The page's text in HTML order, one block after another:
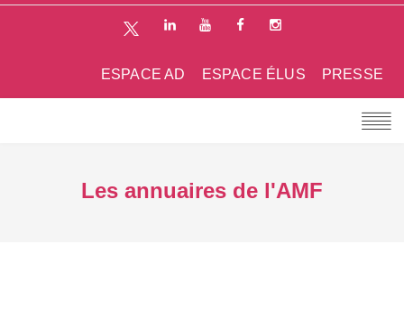
PRESSE
ESPACE ÉLUS
ESPACE AD
Les annuaires de l'AMF